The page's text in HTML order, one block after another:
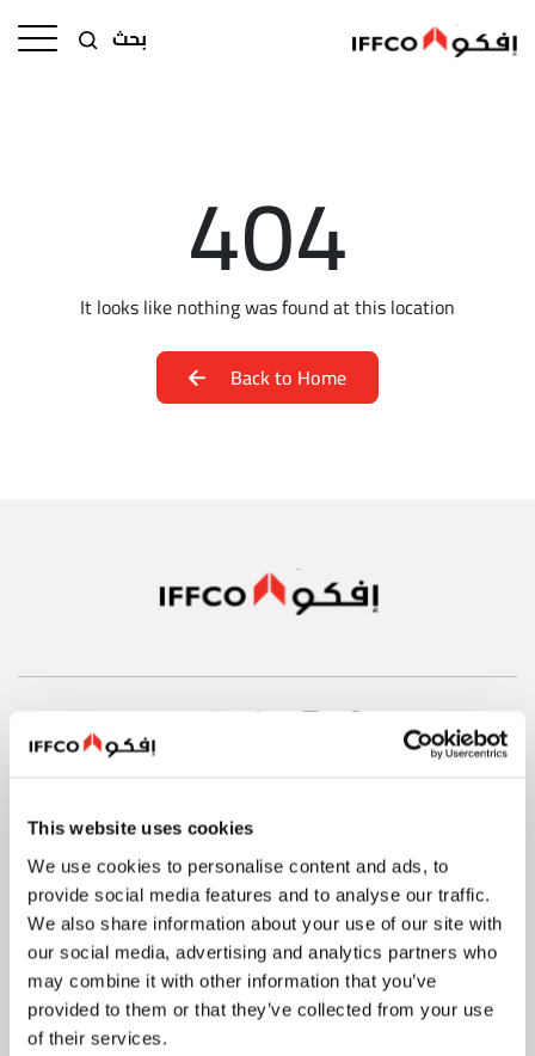
This website uses cookies
We use cookies to personalise content and ads, to
provide social media features and to analyse our traffic.
We also share information about your use of our site with
our social media, advertising and analytics partners who
may combine it with other information that you’ve
provided to them or that they’ve collected from your use
of their services.
بحث
404
It looks like nothing was found at this location
Back to Home
نبذة عن الشركة
حقائق سريعة
تاريخنا
قيمنا
سلامة الأغذية وجودتها